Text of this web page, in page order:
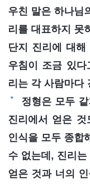
우친 말은 하나님
리를 대표하지 못
단지 진리에 대
우침이 조금 있
리는 각 사람마다
*
정형은 모두
진리에서 얻은
인식을 모두 종합
수 없는데, 진리
얻은 것과 너의